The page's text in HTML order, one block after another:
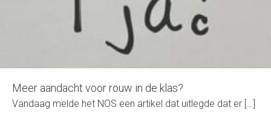
Meer aandacht voor rouw in de klas?
Vandaag melde het NOS een artikel dat uitlegde dat er […]